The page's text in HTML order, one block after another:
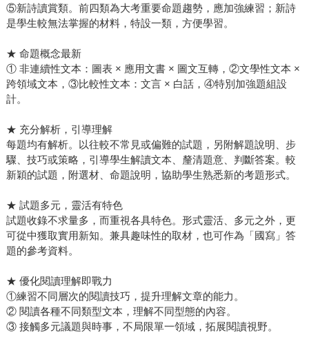
⑤新詩讀賞類。前四類為大考重要命題趨勢，應加強練習；新詩
是學生較無法掌握的材料，特設一類，方便學習。
★ 命題概念最新
① 非連續性文本：圖表 × 應用文書 × 圖文互轉，②文學性文本 ×
跨領域文本，③比較性文本：文言 × 白話，④特別加強題組設
計。
★ 充分解析，引導理解
每題均有解析。以往較不常見或偏難的試題，另附解題說明、步
驟、技巧或策略，引導學生解讀文本、釐清題意、判斷答案。較
新穎的試題，附選材、命題說明，協助學生熟悉新的考題形式。
★ 試題多元，靈活有特色
試題收錄不求量多，而重視各具特色。形式靈活、多元之外，更
可從中獲取實用新知。兼具趣味性的取材，也可作為「國寫」答
題的參考資料。
★ 優化閱讀理解即戰力
①練習不同層次的閱讀技巧，提升理解文章的能力。
② 閱讀各種不同類型文本，理解不同型態的內容。
③ 接觸多元議題與時事，不局限單一領域，拓展閱讀視野。